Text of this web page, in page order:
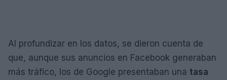
Al profundizar en los datos, se dieron cuenta de
que, aunque sus anuncios en Facebook generaban
más tráfico, los de Google presentaban una tasa